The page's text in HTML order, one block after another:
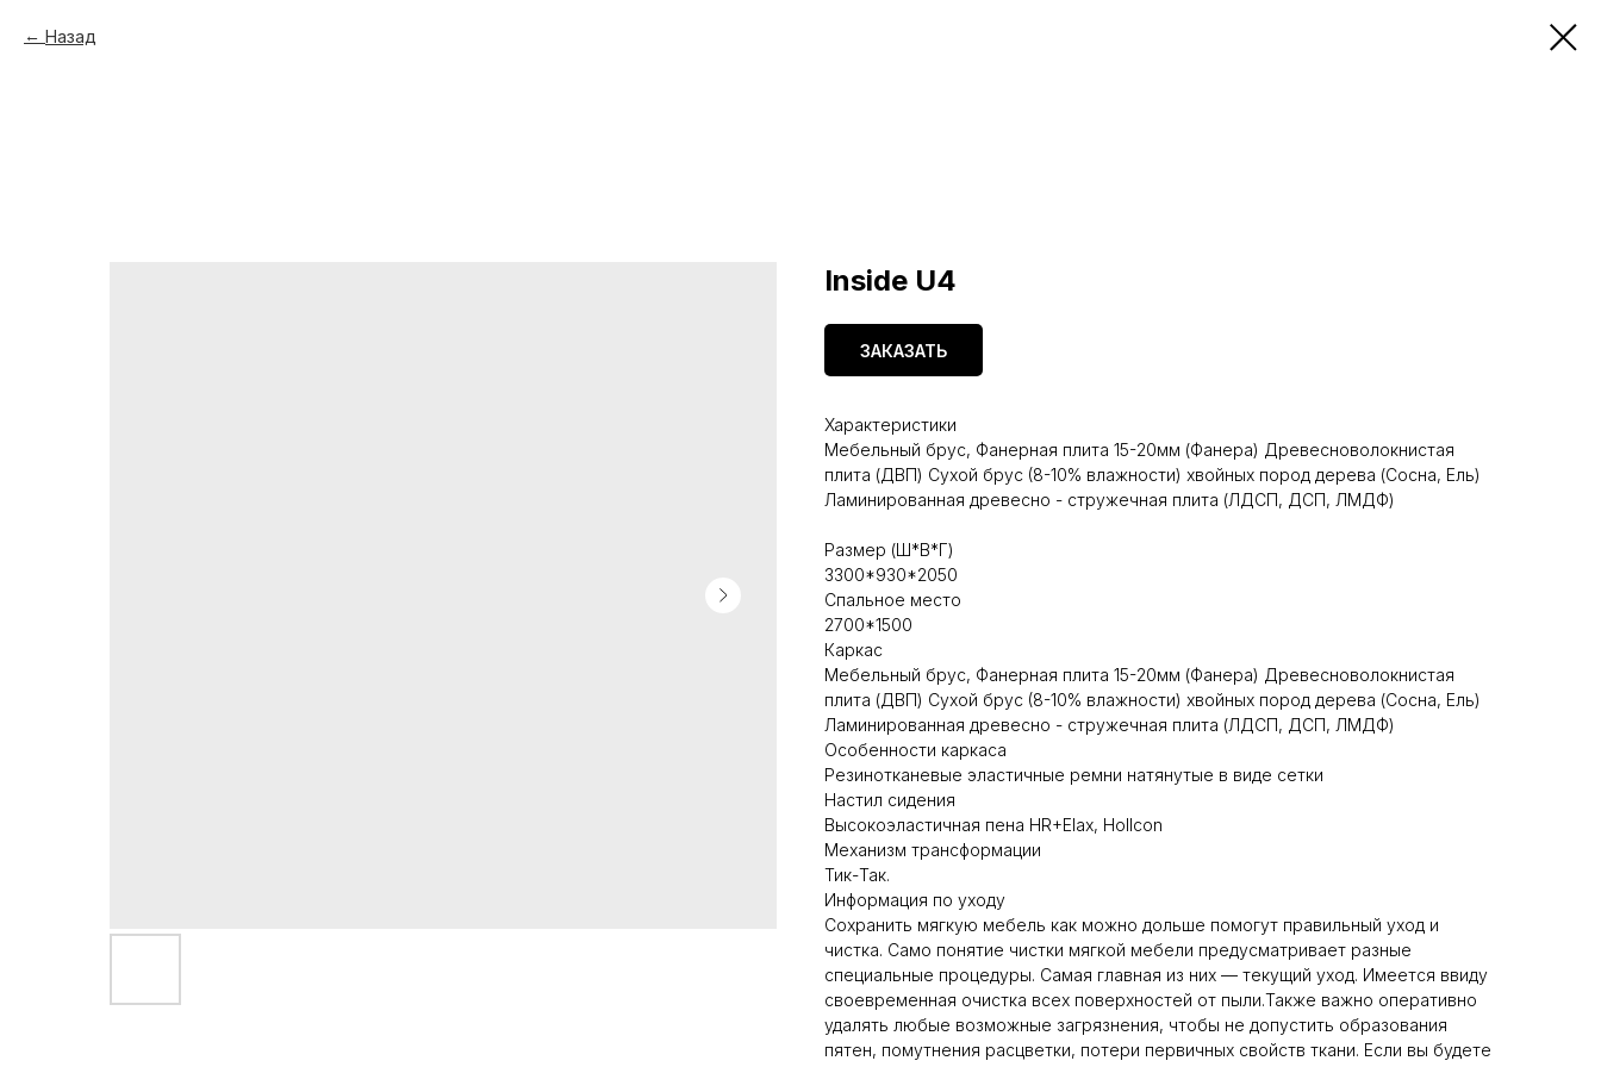
Назад
Inside U4
ЗАКАЗАТЬ
Характеристики
Мебельный брус, Фанерная плита 15-20мм (Фанера) Древесноволокнистая
плита (ДВП) Сухой брус (8-10% влажности) хвойных пород дерева (Сосна, Ель)
Ламинированная древесно - стружечная плита (ЛДСП, ДСП, ЛМДФ)
Размер (Ш*В*Г)
3300*930*2050
Спальное место
2700*1500
Каркас
Мебельный брус, Фанерная плита 15-20мм (Фанера) Древесноволокнистая
плита (ДВП) Сухой брус (8-10% влажности) хвойных пород дерева (Сосна, Ель)
Ламинированная древесно - стружечная плита (ЛДСП, ДСП, ЛМДФ)
Особенности каркаса
Резинотканевые эластичные ремни натянутые в виде сетки
Настил сидения
Высокоэластичная пена HR+Elax, Hollcon
Механизм трансформации
Тик-Так.
Информация по уходу
Сохранить мягкую мебель как можно дольше помогут правильный уход и
чистка. Само понятие чистки мягкой мебели предусматривает разные
специальные процедуры. Самая главная из них — текущий уход. Имеется ввиду
своевременная очистка всех поверхностей от пыли.Также важно оперативно
удалять любые возможные загрязнения, чтобы не допустить образования
пятен, помутнения расцветки, потери первичных свойств ткани. Если вы будете